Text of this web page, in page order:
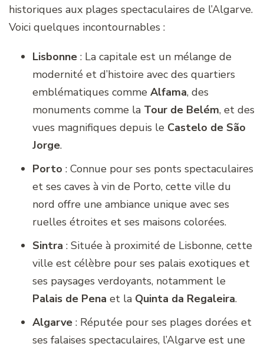
historiques aux plages spectaculaires de l’Algarve.
Voici quelques incontournables :
Lisbonne : La capitale est un mélange de
modernité et d’histoire avec des quartiers
emblématiques comme Alfama, des
monuments comme la Tour de Belém, et des
vues magnifiques depuis le Castelo de São
Jorge.
Porto : Connue pour ses ponts spectaculaires
et ses caves à vin de Porto, cette ville du
nord offre une ambiance unique avec ses
ruelles étroites et ses maisons colorées.
Sintra : Située à proximité de Lisbonne, cette
ville est célèbre pour ses palais exotiques et
ses paysages verdoyants, notamment le
Palais de Pena et la Quinta da Regaleira.
Algarve : Réputée pour ses plages dorées et
ses falaises spectaculaires, l’Algarve est une